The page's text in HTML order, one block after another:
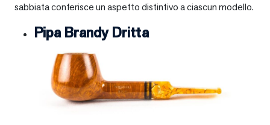
sabbiata conferisce un aspetto distintivo a ciascun modello.
Pipa Brandy Dritta